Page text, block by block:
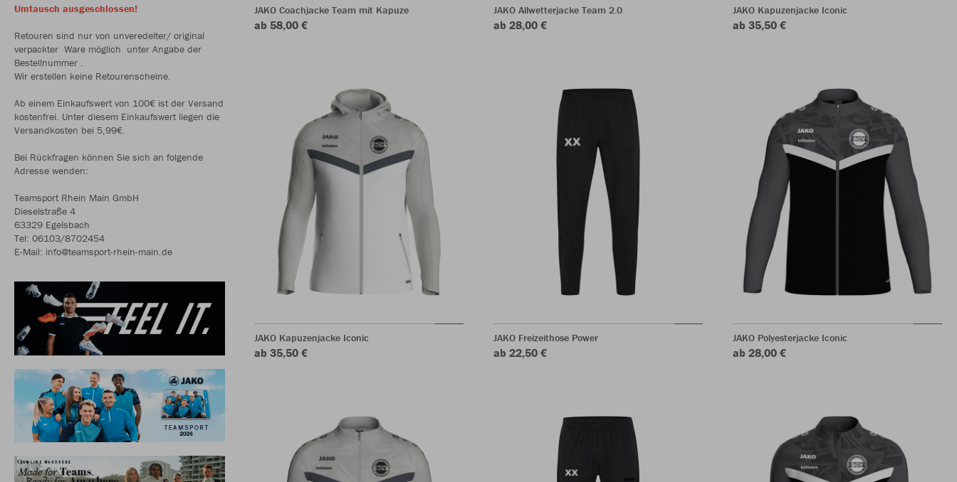
Umtausch ausgeschlossen!
Retouren sind nur von unveredelter/ original
verpackter Ware möglich unter Angabe der
Bestellnummer .
Wir erstellen keine Retourenscheine.
Ab einem Einkaufswert von 100€ ist der Versand
kostenfrei. Unter diesem Einkaufswert liegen die
Versandkosten bei 5,99€.
Bei Rückfragen können Sie sich an folgende
Adresse wenden:
Teamsport Rhein Main GmbH
Dieselstraße 4
63329 Egelsbach
Tel: 06103/8702454
E-Mail: info@teamsport-rhein-main.de
JAKO Coachjacke Team mit Kapuze
ab 58,00 €
JAKO Allwetterjacke Team 2.0
ab 28,00 €
JAKO Kapuzenjacke Iconic
ab 35,50 €
JAKO Kapuzenjacke Iconic
ab 35,50 €
JAKO Freizeithose Power
ab 22,50 €
JAKO Polyesterjacke Iconic
ab 28,00 €